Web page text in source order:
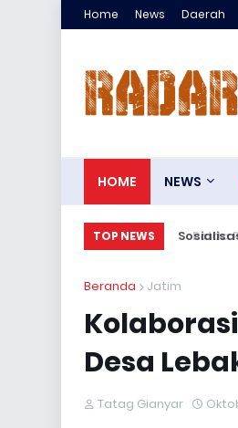
Home News Daerah
HOME NEWS
TOP NEWS
Beranda Jatim
Desa
Tatag Gianyar